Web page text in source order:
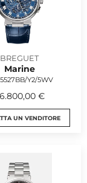
BREGUET
Marine
Y2/5WV
€
UN VENDITORE